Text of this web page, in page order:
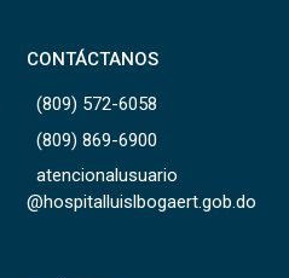
CONTÁCTANOS
(809) 572-6058
(809) 869-6900
atencionalusuario
@hospitalluislbogaert.gob.do